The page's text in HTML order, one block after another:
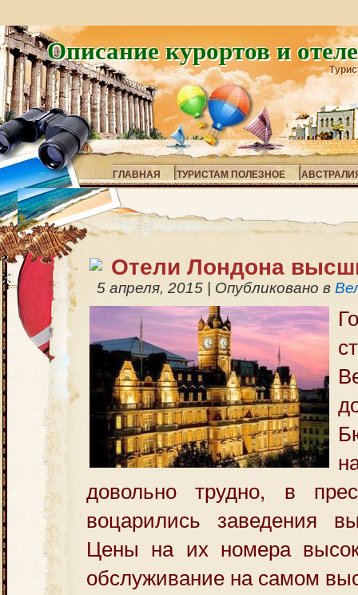
Описание курортов и
ГЛАВНАЯ ТУРИСТАМ ПОЛЕЗНОЕ
Отели Лондона
5 апреля, 2015 Опубликовано в
довольно трудно, в
воцарились заведения
Цены на их номера
обслуживание на самом